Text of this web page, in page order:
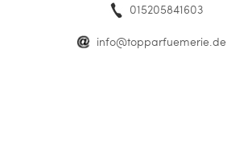
015205841603
info@topparfuemerie.de